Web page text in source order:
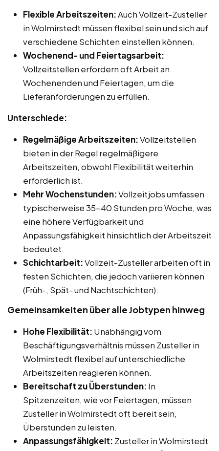
Flexible Arbeitszeiten:Auch Vollzeit-Zusteller
in Wolmirstedt müssen flexibel sein und sich auf
verschiedene Schichten einstellen können.
Wochenend- und Feiertagsarbeit:
Vollzeitstellen erfordern oft Arbeit an
Wochenenden und Feiertagen, um die
Lieferanforderungen zu erfüllen.
Unterschiede:
Regelmäßige Arbeitszeiten:Vollzeitstellen
bieten in der Regel regelmäßigere
Arbeitszeiten, obwohl Flexibilität weiterhin
erforderlich ist.
Mehr Wochenstunden:Vollzeitjobs umfassen
typischerweise 35-40 Stunden pro Woche, was
eine höhere Verfügbarkeit und
Anpassungsfähigkeit hinsichtlich der Arbeitszeit
bedeutet.
Schichtarbeit:Vollzeit-Zusteller arbeiten oft in
festen Schichten, die jedoch variieren können
(Früh-, Spät- und Nachtschichten).
Gemeinsamkeiten über alle Jobtypen hinweg
Hohe Flexibilität: Unabhängig vom
Beschäftigungsverhältnis müssen Zusteller in
Wolmirstedt flexibel auf unterschiedliche
Arbeitszeiten reagieren können.
Bereitschaft zu Überstunden: In
Spitzenzeiten, wie vor Feiertagen, müssen
Zusteller in Wolmirstedt oft bereit sein,
Überstunden zu leisten.
Anpassungsfähigkeit: Zusteller in Wolmirstedt